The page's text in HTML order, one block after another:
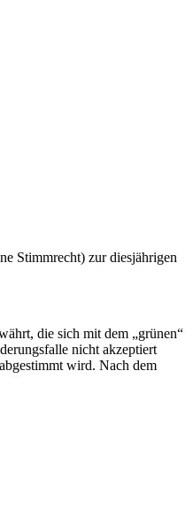
Stimmrecht) zur diesjährigen
die sich mit dem „grünen“
nicht akzeptiert
wird. Nach dem